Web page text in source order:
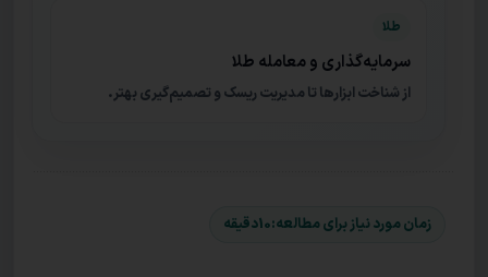
طلا
سرمایه‌گذاری و معامله طلا
از شناخت ابزارها تا مدیریت ریسک و تصمیم‌گیری بهتر.